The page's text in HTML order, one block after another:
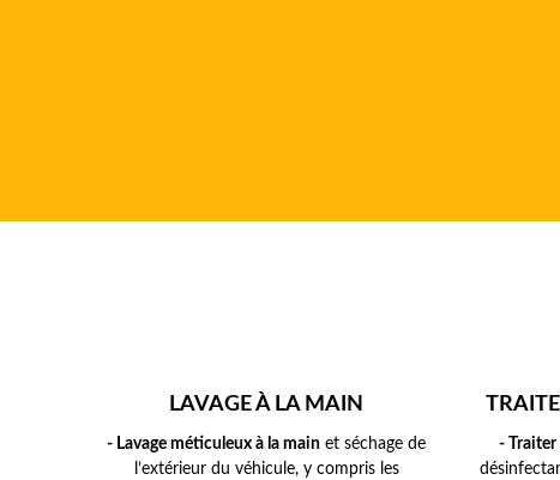
LAVAGE À LA MAIN
- Lavage méticuleux à la main et séchage de
l’extérieur du véhicule, y compris les
-